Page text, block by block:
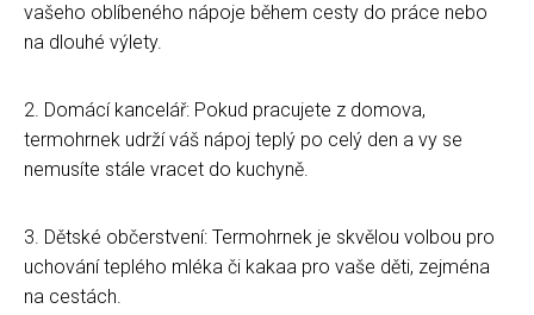
vašeho oblíbeného nápoje během cesty do práce nebo
na dlouhé výlety.
2. Domácí kancelář: Pokud pracujete z domova,
termohrnek udrží váš nápoj teplý po celý den a vy se
nemusíte stále vracet do kuchyně.
3. Dětské občerstvení: Termohrnek je skvělou volbou pro
uchování teplého mléka či kakaa pro vaše děti, zejména
na cestách.